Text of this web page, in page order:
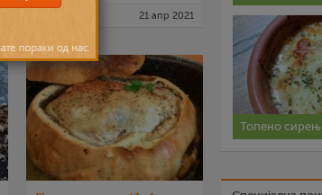
рецепт)
21 апр 2021
Топено